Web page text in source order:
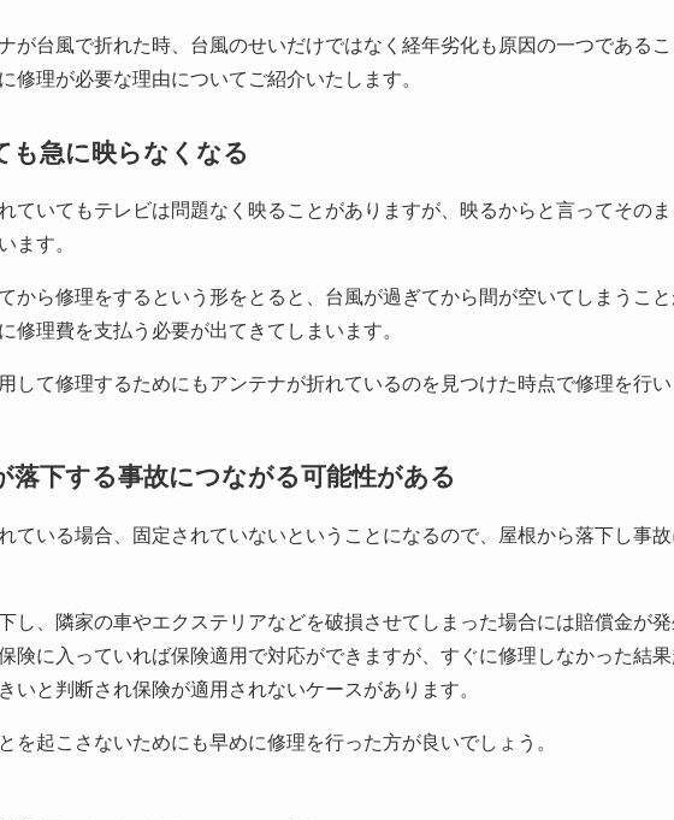
が台風で折れた時、台風のせいだけではなく経年劣化も原因の一つであるこ
修理が必要な理由についてご紹介いたします。
も急に映らなくなる
ていてもテレビは問題なく映ることがありますが、映るからと言ってその
ます。
から修理をするという形をとると、台風が過ぎてから間が空いてしまうこ
修理費を支払う必要が出てきてしまいます。
して修理するためにもアンテナが折れているのを見つけた時点で修理を行い
落下する事故につながる可能性がある
ている場合、固定されていないということになるので、屋根から落下し事
し、隣家の車やエクステリアなどを破損させてしまった場合には賠償金が
険に入っていれば保険適用で対応ができますが、すぐに修理しなかった結
いと判断され保険が適用されないケースがあります。
を起こさないためにも早めに修理を行った方が良いでしょう。